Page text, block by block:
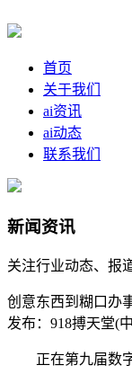
首页
关于我们
ai资讯
ai动态
联系我们
新闻资讯
关注行业动态、报
创意东西到糊口办
发布：918搏天堂(
正在第九届数字